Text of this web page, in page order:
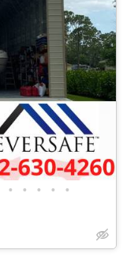
• • • • •